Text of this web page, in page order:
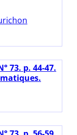
73. p. 44-47.